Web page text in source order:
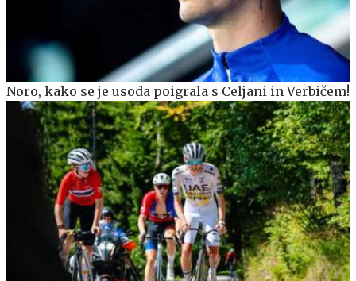
Noro, kako se je usoda poigrala s Celjani in Verbičem!